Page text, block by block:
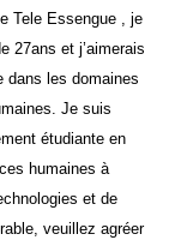
Tele Essengue , je
27ans et j’aimerais
dans les domaines
Je suis
étudiante en
humaines à
et de
veuillez agréer